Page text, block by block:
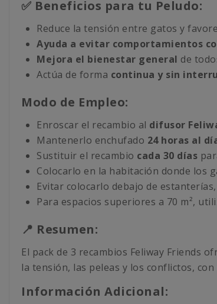
✅ Beneficios para tu Peludo:
Reduce la tensión entre gatos y
Ayuda a evitar comportamientos
Mejora el bienestar general de
Actúa de forma continua y sin
Modo de Empleo:
Enroscar el recambio al difusor
Mantenerlo enchufado 24 horas al
Sustituir el recambio cada 30 días
Colocarlo en la habitación donde los
Evitar colocarlo debajo de
Para espacios superiores a 70 m²,
📍 Resumen:
El pack de 3 recambios Feliway Friends
la tensión, las peleas y los conflictos,
Información Adicional: